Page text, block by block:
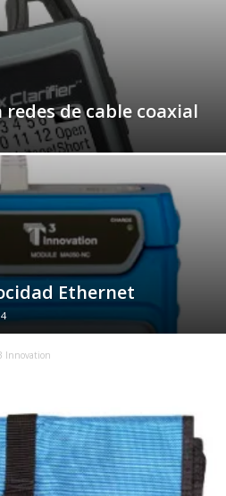
de cable coaxial
Ethernet
Innovation